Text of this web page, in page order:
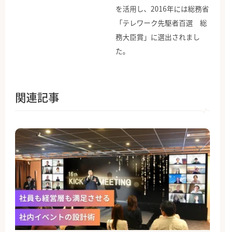
を活用し、2016年には総務省
「テレワーク先駆者百選 総
務大臣賞」に選出されまし
た。
関連記事